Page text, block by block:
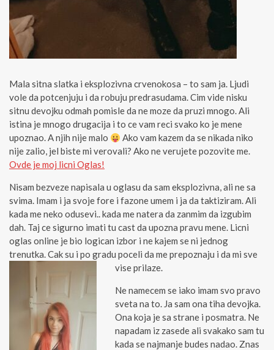
Mala sitna slatka i eksplozivna crvenokosa – to sam ja. Ljudi
vole da potcenjuju i da robuju predrasudama. Cim vide nisku
sitnu devojku odmah pomisle da ne moze da pruzi mnogo. Ali
istina je mnogo drugacija i to ce vam reci svako ko je mene
upoznao. A njih nije malo
Ako vam kazem da se nikada niko
nije zalio, jel biste mi verovali? Ako ne verujete pozovite me.
Ovde je moj licni Oglas!
Nisam bezveze napisala u oglasu da sam eksplozivna, ali ne sa
svima. Imam i ja svoje fore i fazone umem i ja da taktiziram. Ali
kada me neko odusevi.. kada me natera da zanmim da izgubim
dah. Taj ce sigurno imati tu cast da upozna pravu mene. Licni
oglas online je bio logican izbor i ne kajem se ni jednog
trenutka. Cak su i po gradu poceli da me prepoznaju i da mi sve
vise prilaze.
Ne namecem se iako imam svo pravo
sveta na to. Ja sam ona tiha devojka.
Ona koja je sa strane i posmatra. Ne
napadam iz zasede ali svakako sam tu
kada se najmanje budes nadao. Znas